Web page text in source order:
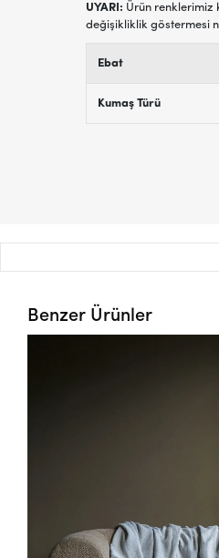
UYARI: Ürün renklerimiz
değişikliklik göstermesi
Ebat
Kumaş Türü
Benzer Ürünler